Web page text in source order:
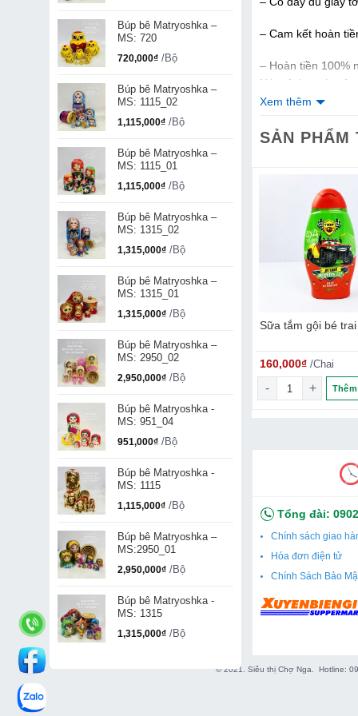
Búp bê Matryoshka –
MS: 720
720,000₫ /Bộ
Búp bê Matryoshka –
MS: 1115_02
1,115,000₫ /Bộ
Búp bê Matryoshka –
MS: 1115_01
1,115,000₫ /Bộ
Búp bê Matryoshka –
MS: 1315_02
1,315,000₫ /Bộ
Búp bê Matryoshka –
MS: 1315_01
1,315,000₫ /Bộ
Búp bê Matryoshka –
MS: 2950_02
2,950,000₫ /Bộ
Búp bê Matryoshka -
MS: 951_04
951,000₫ /Bộ
Búp bê Matryoshka -
MS: 1115
1,115,000₫ /Bộ
Búp bê Matryoshka –
MS:2950_01
2,950,000₫ /Bộ
Búp bê Matryoshka -
MS: 1315
1,315,000₫ /Bộ
– Cam kết hoàn
– Hoàn tiền 100%
Nám Achromin
màng, khỏe mạnh
✅ ƯU ĐIỂM NỔI
– Chống lại tàn
– Làm trắng da
– sản phẩm chứa
– Không gây kích
✅ Sử dụng Kem
Bước 1: Xóa Nám
cysteine,…sẽ tác
tạo nám từ sâu
buộc phải trồi lên
✅ Hướng dẫn sử
– Lấy một lượng
– Sử dụng 2 lần
Xem thêm
SẢN PHẨM
Sữa tắm gội bé
160,000₫ /Chai
Sữa tắm gội bé
bà già Agafi
bà già Agafi số lượng
Thêm vào giỏ
25g
90,000₫/Tuýp
Kem trị sẹo Nga Klirvin - 25g số lượng
Tổng đài:
Chính sách giao
Hóa đơn điện tử
Chính Sách Bảo
© 2021. Siêu thị Chợ Nga. Hotline: